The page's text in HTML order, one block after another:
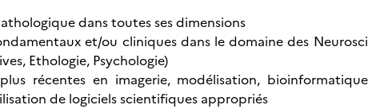
dans toutes ses dimensions
et/ou cliniques dans le domaine des
Ethologie, Psychologie)
récentes en imagerie, modélisation,
de logiciels scientifiques appropriés